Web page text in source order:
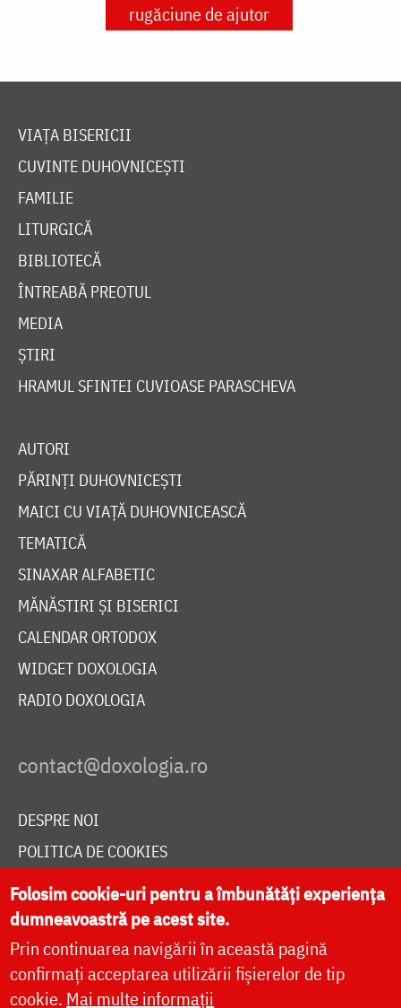
rugăciune de ajutor
VIAȚA BISERICII
CUVINTE DUHOVNICEȘTI
FAMILIE
LITURGICĂ
BIBLIOTECĂ
ÎNTREABĂ PREOTUL
MEDIA
ȘTIRI
HRAMUL SFINTEI CUVIOASE PARASCHEVA
AUTORI
PĂRINȚI DUHOVNICEȘTI
MAICI CU VIAȚĂ DUHOVNICEASCĂ
TEMATICĂ
SINAXAR ALFABETIC
MĂNĂSTIRI ȘI BISERICI
CALENDAR ORTODOX
WIDGET DOXOLOGIA
RADIO DOXOLOGIA
DESPRE NOI
POLITICA DE COOKIES
DONEAZĂ ONLINE PENTRU CATEDRALA NAȚIONALĂ
LIVE
Folosim cookie-uri pentru a îmbunătăți experiența
dumneavoastră pe acest site.
Prin continuarea navigării în această pagină
confirmați acceptarea utilizării fișierelor de tip
cookie. Mai multe informații